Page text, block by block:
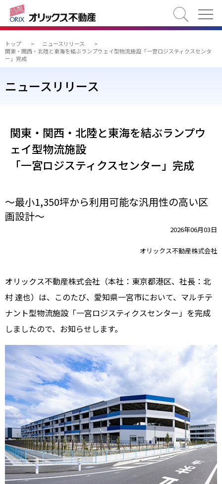
検索
トップ > ニュースリリース
>
関東・関西・北陸と東海を結ぶランプウェイ型物流施設「一宮ロジスティクスセンタ
ー」完成
ニュースリリース
関東・関西・北陸と東海を結ぶランプウ
ェイ型物流施設
「一宮ロジスティクスセンター」完成
～最小1,350坪から利用可能な汎用性の高い区
画設計～
2026年06月03日
オリックス不動産株式会社
オリックス不動産株式会社（本社：東京都港区、社長：北
村 達也）は、このたび、愛知県一宮市において、マルチテ
ナント型物流施設「一宮ロジスティクスセンター」を完成
しましたので、お知らせします。